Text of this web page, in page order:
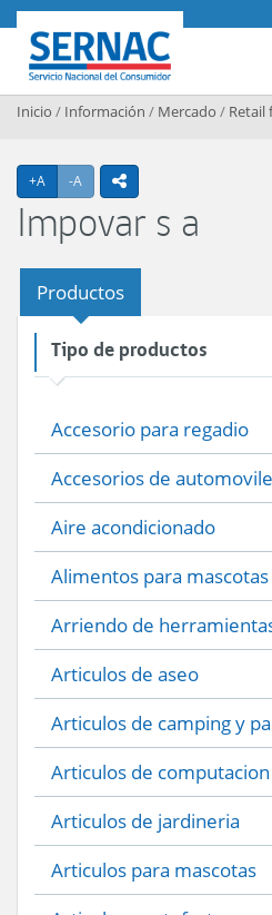
Contenido principal
SERNAC
Inicio / Información / Mercado / Retail
+A Agrandar texto
-A Achicar textoicono
Impovar s a
Productos
Tipo de productos
Accesorio para regadio
Accesorios de
Aire acondicionado
Alimentos para mascotas
Arriendo de
Articulos de aseo
Articulos de camping y
Articulos de computacion
Articulos de jardineria
Articulos para mascotas